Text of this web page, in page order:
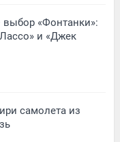
выбор «Фонтанки»:
и «Джек
самолета из